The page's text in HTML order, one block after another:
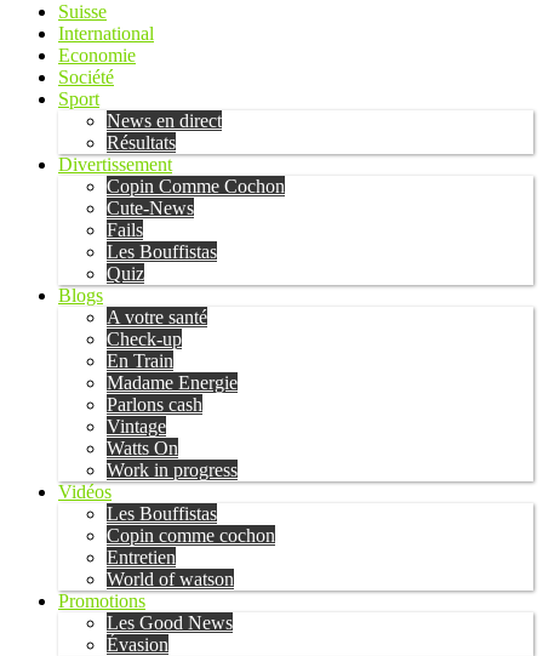
Suisse
International
Economie
Société
Sport
News en direct
Résultats
Divertissement
Copin Comme Cochon
Cute-News
Fails
Les Bouffistas
Quiz
Blogs
A votre santé
Check-up
En Train
Madame Energie
Parlons cash
Vintage
Watts On
Work in progress
Vidéos
Les Bouffistas
Copin comme cochon
Entretien
World of watson
Promotions
Les Good News
Évasion